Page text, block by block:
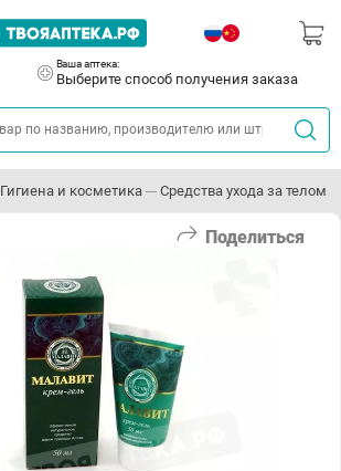
Ваша аптека:
Выберите способ получения заказа
Гигиена и косметика Средства ухода за телом
Поделиться